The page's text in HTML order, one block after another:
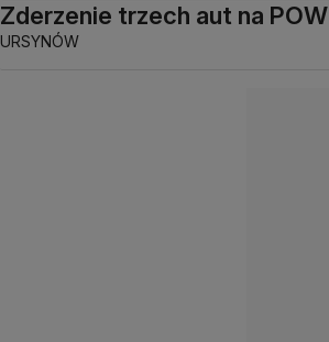
Zderzenie trzech aut na POW
URSYNÓW